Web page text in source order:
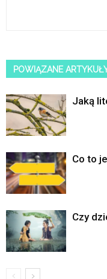
POWIĄZANE
Jaką
Co to
Czy